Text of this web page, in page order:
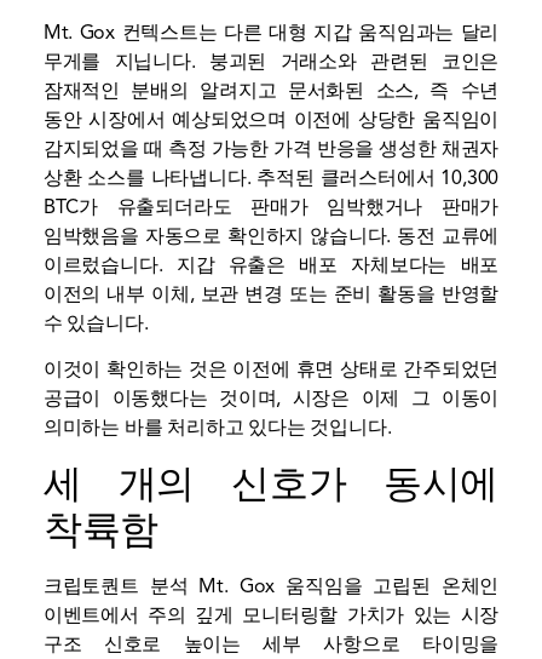
Mt. Gox 컨텍스트는 다른 대형 지갑 움직임과는 달리
무게를 지닙니다. 붕괴된 거래소와 관련된 코인은
잠재적인 분배의 알려지고 문서화된 소스, 즉 수년
동안 시장에서 예상되었으며 이전에 상당한 움직임이
감지되었을 때 측정 가능한 가격 반응을 생성한 채권자
상환 소스를 나타냅니다. 추적된 클러스터에서 10,300
BTC가 유출되더라도 판매가 임박했거나 판매가
임박했음을 자동으로 확인하지 않습니다. 동전 교류에
이르렀습니다. 지갑 유출은 배포 자체보다는 배포
이전의 내부 이체, 보관 변경 또는 준비 활동을 반영할
수 있습니다.
이것이 확인하는 것은 이전에 휴면 상태로 간주되었던
공급이 이동했다는 것이며, 시장은 이제 그 이동이
의미하는 바를 처리하고 있다는 것입니다.
세 개의 신호가 동시에
착륙함
크립토퀀트 분석 Mt. Gox 움직임을 고립된 온체인
이벤트에서 주의 깊게 모니터링할 가치가 있는 시장
구조 신호로 높이는 세부 사항으로 타이밍을